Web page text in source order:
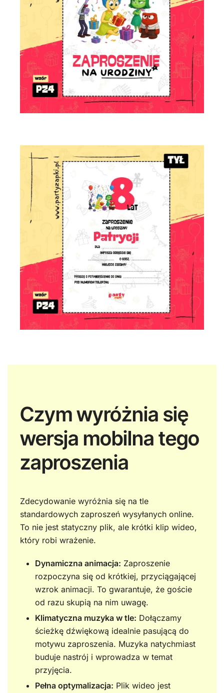
Czym wyróżnia się
wersja mobilna tego
zaproszenia
Zdecydowanie wyróżnia się na tle
standardowych zaproszeń wysyłanych online.
To nie jest statyczny plik, ale krótki klip wideo,
który robi wrażenie.
Dynamiczna animacja: Zaproszenie
rozpoczyna się od krótkiej, przyciągającej
wzrok animacji. To gwarantuje, że goście
od razu skupią na nim uwagę.
Klimatyczna muzyka w tle: Dołączamy
ścieżkę dźwiękową idealnie pasującą do
motywu zaproszenia. Muzyka natychmiast
buduje nastrój i wprowadza w temat
przyjęcia.
Pełna optymalizacja: Plik wideo jest